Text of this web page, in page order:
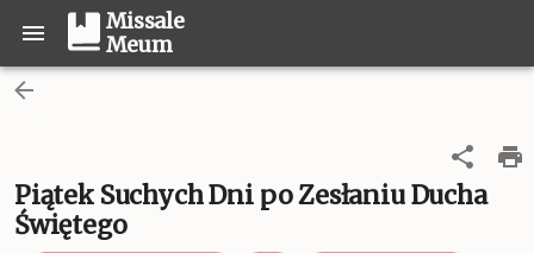
Missale
Meum
Piątek Suchych Dni po Zesłaniu Ducha
Świętego